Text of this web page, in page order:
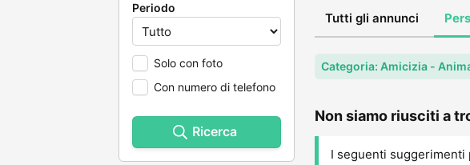
Periodo
Solo con foto
Con numero di telefono
Ricerca
Tutti gli annunci
Categoria: Amicizia -
Non siamo riusciti a
I seguenti